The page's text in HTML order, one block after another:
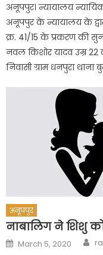
अनूपपुर। न्यायालय न्यायिक
अनूपपुर के न्यायालय के
क्र. 41/15 के प्रकरण की
नवल किशोर यादव उम्र 22
निवासी ग्राम धनपुरा
अनूपपुर
नाबालिग ने शिशु
Posted
on
March 5, 2020